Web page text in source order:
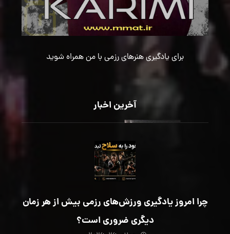
برای یادگیری هنرهای رزمی با من همراه شوید
آخرین اخبار
چرا امروز یادگیری ورزش‌های رزمی بیش از هر زمان
دیگری ضروری است؟